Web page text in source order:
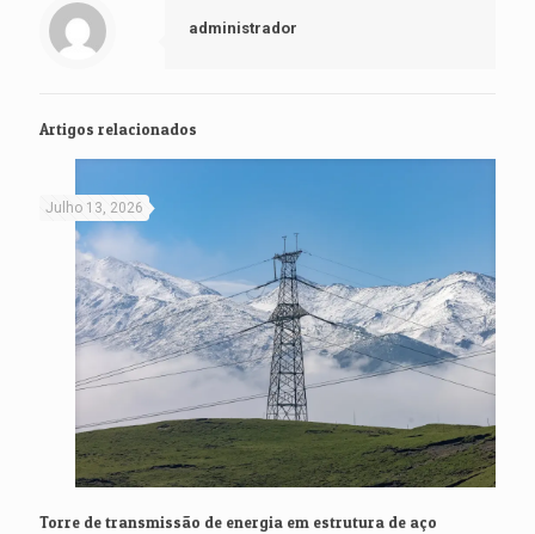
administrador
Artigos relacionados
Julho 13, 2026
Torre de transmissão de energia em estrutura de aço